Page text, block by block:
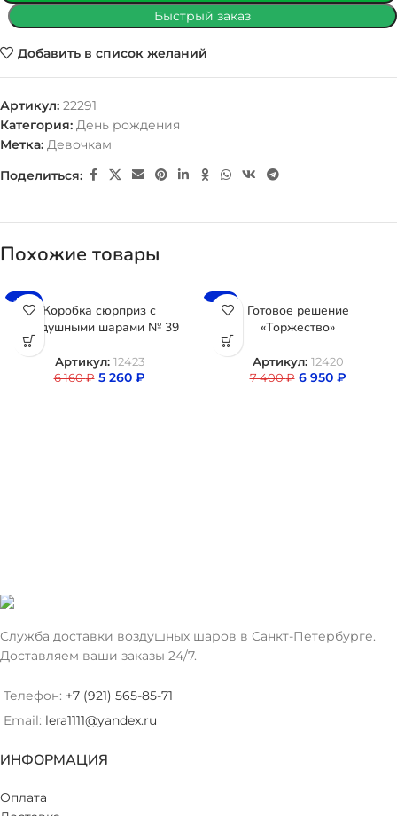
Быстрый заказ
Добавить в список желаний
Артикул: 22291
Категория: День рождения
Метка: Девочкам
Поделиться:
Похожие товары
-15%
Коробка сюрприз с
воздушными шарами № 39
Артикул: 12423
6 160₽ 5 260 ₽
-6%
Готовое решение
«Торжество»
Артикул: 12420
7 400₽ 6 950 ₽
Служба доставки воздушных шаров в Санкт-Петербурге.
Доставляем ваши заказы 24/7.
Телефон: +7 (921) 565-85-71
Email: lera1111@yandex.ru
ИНФОРМАЦИЯ
Оплата